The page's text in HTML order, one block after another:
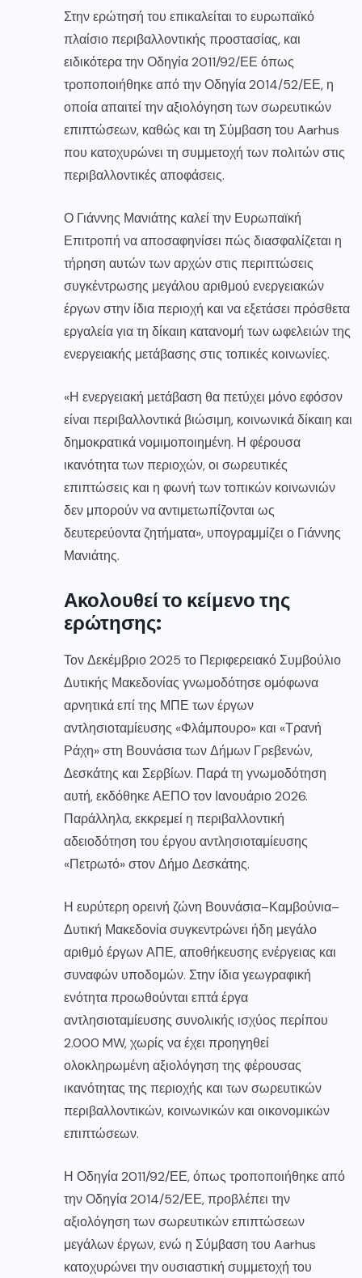
Στην ερώτησή του επικαλείται το ευρωπαϊκό
πλαίσιο περιβαλλοντικής προστασίας, και
ειδικότερα την Οδηγία 2011/92/ΕΕ όπως
τροποποιήθηκε από την Οδηγία 2014/52/ΕΕ, η
οποία απαιτεί την αξιολόγηση των σωρευτικών
επιπτώσεων, καθώς και τη Σύμβαση του Aarhus
που κατοχυρώνει τη συμμετοχή των πολιτών στις
περιβαλλοντικές αποφάσεις.
Ο Γιάννης Μανιάτης καλεί την Ευρωπαϊκή
Επιτροπή να αποσαφηνίσει πώς διασφαλίζεται η
τήρηση αυτών των αρχών στις περιπτώσεις
συγκέντρωσης μεγάλου αριθμού ενεργειακών
έργων στην ίδια περιοχή και να εξετάσει πρόσθετα
εργαλεία για τη δίκαιη κατανομή των ωφελειών της
ενεργειακής μετάβασης στις τοπικές κοινωνίες.
«Η ενεργειακή μετάβαση θα πετύχει μόνο εφόσον
είναι περιβαλλοντικά βιώσιμη, κοινωνικά δίκαιη και
δημοκρατικά νομιμοποιημένη. Η φέρουσα
ικανότητα των περιοχών, οι σωρευτικές
επιπτώσεις και η φωνή των τοπικών κοινωνιών
δεν μπορούν να αντιμετωπίζονται ως
δευτερεύοντα ζητήματα», υπογραμμίζει ο Γιάννης
Μανιάτης.
Ακολουθεί το κείμενο της
ερώτησης:
Τον Δεκέμβριο 2025 το Περιφερειακό Συμβούλιο
Δυτικής Μακεδονίας γνωμοδότησε ομόφωνα
αρνητικά επί της ΜΠΕ των έργων
αντλησιοταμίευσης «Φλάμπουρο» και «Τρανή
Ράχη» στη Βουνάσια των Δήμων Γρεβενών,
Δεσκάτης και Σερβίων. Παρά τη γνωμοδότηση
αυτή, εκδόθηκε ΑΕΠΟ τον Ιανουάριο 2026.
Παράλληλα, εκκρεμεί η περιβαλλοντική
αδειοδότηση του έργου αντλησιοταμίευσης
«Πετρωτό» στον Δήμο Δεσκάτης.
Η ευρύτερη ορεινή ζώνη Βουνάσια–Καμβούνια–
Δυτική Μακεδονία συγκεντρώνει ήδη μεγάλο
αριθμό έργων ΑΠΕ, αποθήκευσης ενέργειας και
συναφών υποδομών. Στην ίδια γεωγραφική
ενότητα προωθούνται επτά έργα
αντλησιοταμίευσης συνολικής ισχύος περίπου
2.000 MW, χωρίς να έχει προηγηθεί
ολοκληρωμένη αξιολόγηση της φέρουσας
ικανότητας της περιοχής και των σωρευτικών
περιβαλλοντικών, κοινωνικών και οικονομικών
επιπτώσεων.
Η Οδηγία 2011/92/ΕΕ, όπως τροποποιήθηκε από
την Οδηγία 2014/52/ΕΕ, προβλέπει την
αξιολόγηση των σωρευτικών επιπτώσεων
μεγάλων έργων, ενώ η Σύμβαση του Aarhus
κατοχυρώνει την ουσιαστική συμμετοχή του